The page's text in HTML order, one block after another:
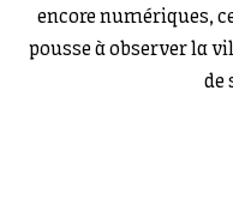
encore numériques,
pousse à observer la
de